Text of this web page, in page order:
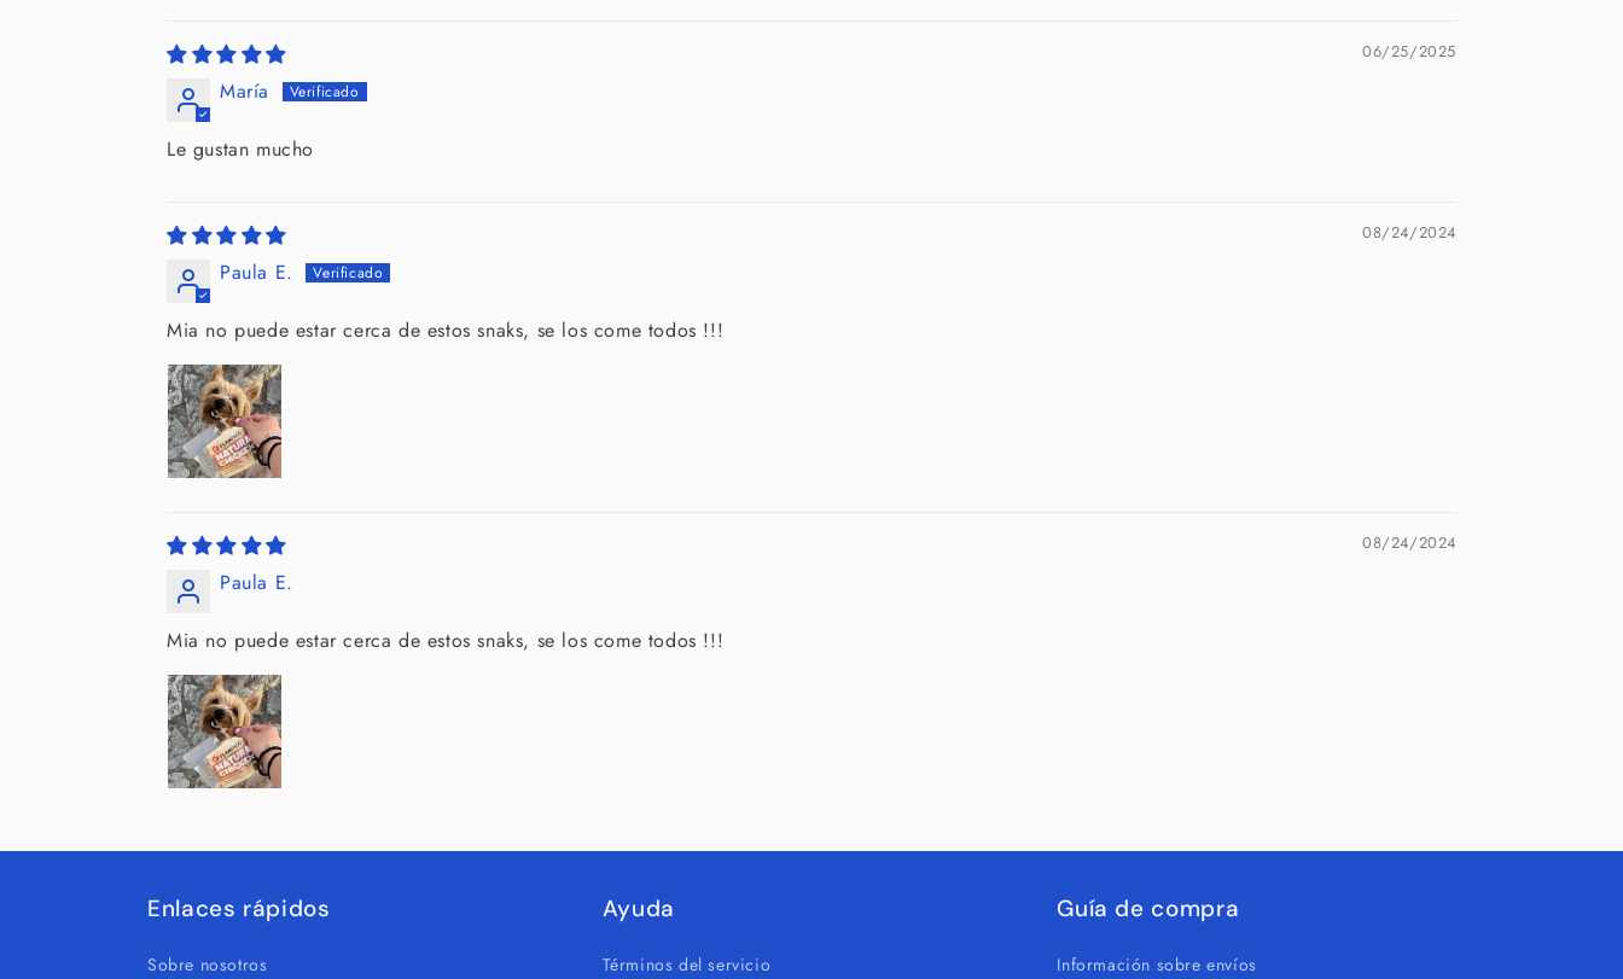
06/25/2025
María
Le gustan mucho
08/24/2024
Paula E.
Mia no puede estar cerca de estos snaks, se los come todos !!!
08/24/2024
Paula E.
Mia no puede estar cerca de estos snaks, se los come todos !!!
Enlaces rápidos
Sobre nosotros
Ayuda
Términos del servicio
Guía de compra
Información sobre envíos